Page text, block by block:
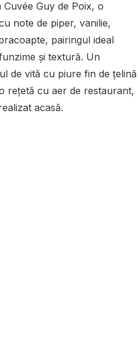
Guy de Poix, o
note de piper, vanilie,
pairingul ideal
și textură. Un
de vită cu piure fin de țelină
rețetă cu aer de restaurant,
acasă.